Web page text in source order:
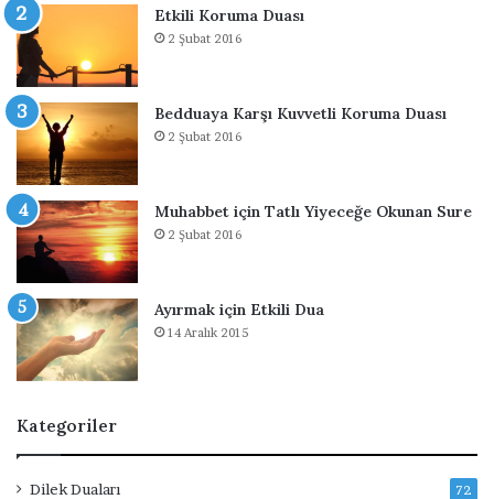
r
k
i
p
Etkili Koruma Duası
2 Şubat 2016
Bedduaya Karşı Kuvvetli Koruma Duası
2 Şubat 2016
Muhabbet için Tatlı Yiyeceğe Okunan Sure
2 Şubat 2016
Ayırmak için Etkili Dua
14 Aralık 2015
Kategoriler
Dilek Duaları 72